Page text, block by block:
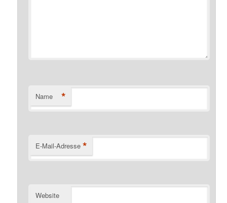
Name *
E-Mail-Adresse *
Website